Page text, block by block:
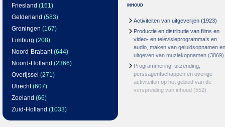
Friesland (161)
Gelderland (583)
Groningen (167)
Limburg (208)
Noord-Brabant(644)
Noord-Holland (2366)
Overijssel (271)
Utrecht(607)
Zeeland (66)
Zuid-Holland (1033)
inhoud
Activiteiten van uitgeverijen (1923)
Productie en distributie van films en
video- en televisieprogramma’s en
audio, maken van geluidsopnamen en
uitgeven van muziekopnamen (3869)
Programmering, uitzending,
perssagentschappen en overige
activiteiten op het gebied van de
verspreiding van inhoud (552)